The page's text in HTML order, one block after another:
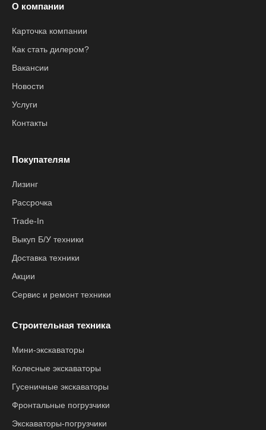
О компании
Карточка компании
Как стать дилером?
Вакансии
Новости
Услуги
Контакты
Покупателям
Лизинг
Рассрочка
Trade-In
Выкуп Б/У техники
Доставка техники
Акции
Сервис и ремонт техники
Строительная техника
Мини-экскаваторы
Колесные экскаваторы
Гусеничные экскаваторы
Фронтальные погрузчики
Экскаваторы-погрузчики